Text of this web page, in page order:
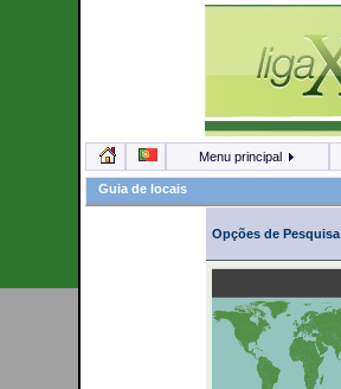
Menu principal
Guia de locais
Opções de Pesquisa